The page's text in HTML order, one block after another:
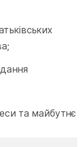
та майбутнє